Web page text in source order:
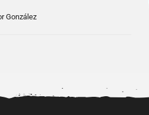
González